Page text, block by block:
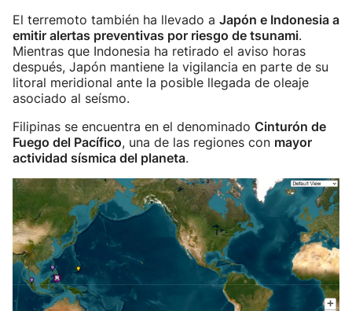
El terremoto también ha llevado a Japón e Indonesia a
emitir alertas preventivas por riesgo de tsunami.
Mientras que Indonesia ha retirado el aviso horas
después, Japón mantiene la vigilancia en parte de su
litoral meridional ante la posible llegada de oleaje
asociado al seísmo.
Filipinas se encuentra en el denominado Cinturón de
Fuego del Pacífico, una de las regiones con mayor
actividad sísmica del planeta.